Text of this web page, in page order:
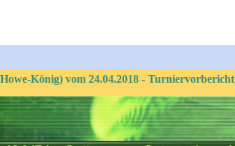
König) vom 24.04.2018 - Turniervorbericht